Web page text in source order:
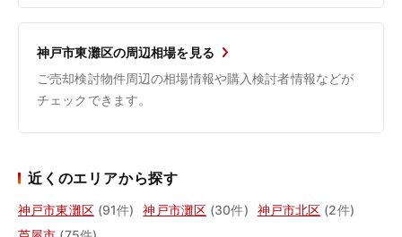
神戸市東灘区の周辺相場を見る
ご売却検討物件周辺の相場情報や購入検討者情報などが
チェックできます。
近くのエリアから探す
神戸市東灘区 (91件) 神戸市灘区 (30件) 神戸市北区 (2件)